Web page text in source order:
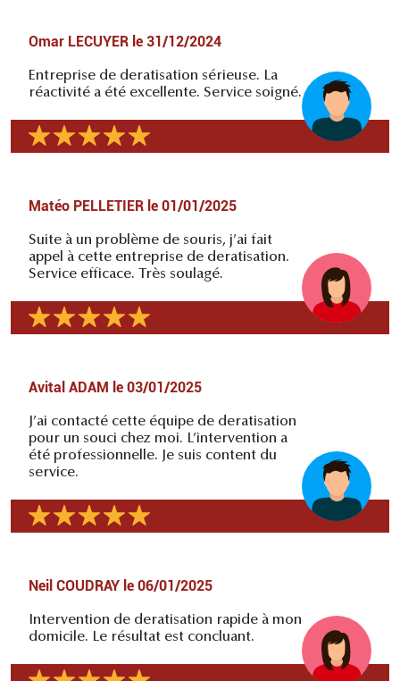
Omar LECUYER le 31/12/2024
Entreprise de deratisation sérieuse. La
réactivité a été excellente. Service soigné.
Matéo PELLETIER le 01/01/2025
Suite à un problème de souris, j’ai fait
appel à cette entreprise de deratisation.
Service efficace. Très soulagé.
Avital ADAM le 03/01/2025
J’ai contacté cette équipe de deratisation
pour un souci chez moi. L’intervention a
été professionnelle. Je suis content du
service.
Neil COUDRAY le 06/01/2025
Intervention de deratisation rapide à mon
domicile. Le résultat est concluant.